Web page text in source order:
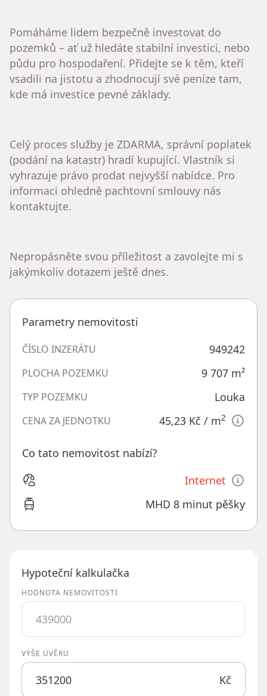
Pomáháme lidem bezpečně investovat do
pozemků – ať už hledáte stabilní investici, nebo
půdu pro hospodaření. Přidejte se k těm, kteří
vsadili na jistotu a zhodnocují své peníze tam,
kde má investice pevné základy.
Celý proces služby je ZDARMA, správní poplatek
(podání na katastr) hradí kupující. Vlastník si
vyhrazuje právo prodat nejvyšší nabídce. Pro
informaci ohledně pachtovní smlouvy nás
kontaktujte.
Nepropásněte svou příležitost a zavolejte mi s
jakýmkoliv dotazem ještě dnes.
Parametry nemovitosti
ČÍSLO INZERÁTU 949242
PLOCHA POZEMKU 9 707 m²
TYP POZEMKU Louka
CENA ZA JEDNOTKU 45,23 Kč / m2
Co tato nemovitost nabízí?
Internet
MHD 8 minut pěšky
Hypoteční kalkulačka
HODNOTA NEMOVITOSTI
VÝŠE ÚVĚRU
Kč